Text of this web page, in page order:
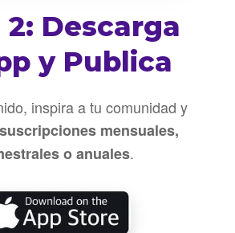
2: Descarga
y Publica
inspira a tu comunidad y
mensuales,
o anuales.